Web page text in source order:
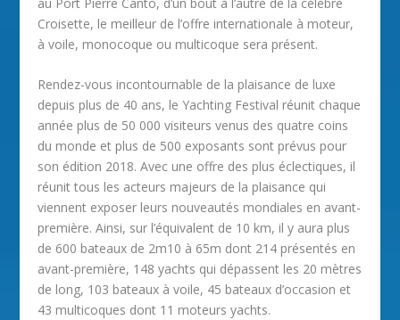
Croisette, le meilleur de l’offre internationale à moteur,
à voile, monocoque ou multicoque sera présent.
Rendez-vous incontournable de la plaisance de luxe
depuis plus de 40 ans, le Yachting Festival réunit chaque
année plus de 50 000 visiteurs venus des quatre coins
du monde et plus de 500 exposants sont prévus pour
son édition 2018. Avec une offre des plus éclectiques, il
réunit tous les acteurs majeurs de la plaisance qui
viennent exposer leurs nouveautés mondiales en avant-
première. Ainsi, sur l’équivalent de 10 km, il y aura plus
de 600 bateaux de 2m10 à 65m dont 214 présentés en
avant-première, 148 yachts qui dépassent les 20 mètres
de long, 103 bateaux à voile, 45 bateaux d’occasion et
43 multicoques dont 11 moteurs yachts.